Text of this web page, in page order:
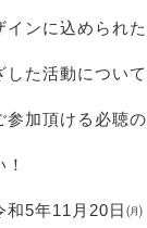
インに込められ
した活動につい
参加頂ける必聴
和5年11月20日